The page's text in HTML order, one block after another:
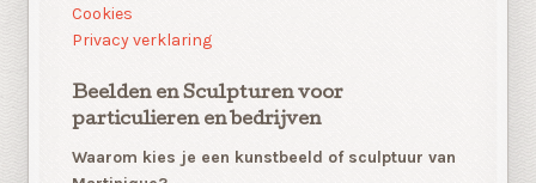
Cookies
Privacy verklaring
Beelden en Sculpturen voor
particulieren en bedrijven
Waarom kies je een kunstbeeld of sculptuur van